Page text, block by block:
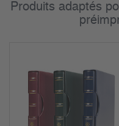
Produits adaptés